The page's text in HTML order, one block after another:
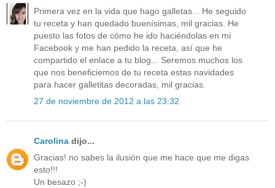
Primera vez en la vida que hago galletas... He seguido
tu receta y han quedado buenísimas, mil gracias. He
puesto las fotos de cómo he ido haciéndolas en mi
Facebook y me han pedido la receta, así que he
compartido el enlace a tu blog... Seremos muchos los
que nos beneficiemos de tu receta estas navidades
para hacer galletitas decoradas, mil gracias.
27 de noviembre de 2012 a las 23:32
Carolina dijo...
Gracias! no sabes la ilusión que me hace que me digas
esto!!!
Un besazo ;-)